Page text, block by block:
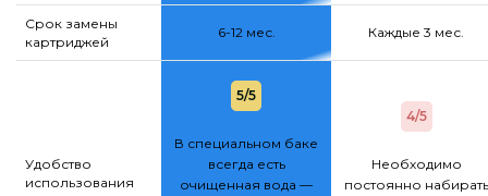
Срок замены
картриджей
6-12 мес. Каждые 3 мес.
Удобство
использования
5/5
В специальном баке
всегда есть
очищенная вода —
4/5
Необходимо
постоянно набирать